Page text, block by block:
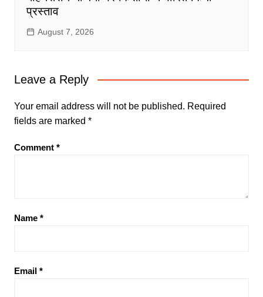
प्रस्ताव
August 7, 2026
Leave a Reply
Your email address will not be published. Required
fields are marked *
Comment *
Name *
Email *